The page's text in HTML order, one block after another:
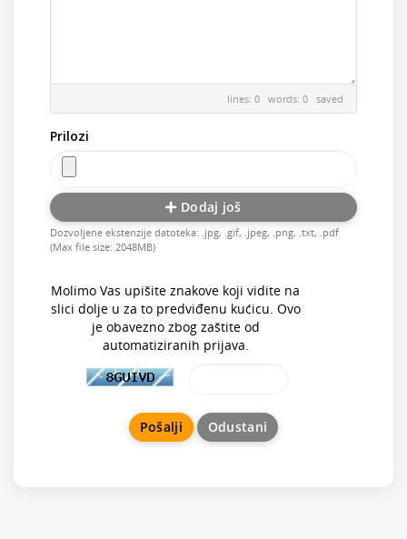
lines: 0 words: 0 saved
Prilozi
Dodaj još
Dozvoljene ekstenzije datoteka: .jpg, .gif, .jpeg, .png, .txt, .pdf
(Max file size: 2048MB)
Molimo Vas upišite znakove koji vidite na
slici dolje u za to predviđenu kućicu. Ovo
je obavezno zbog zaštite od
automatiziranih prijava.
Odustani